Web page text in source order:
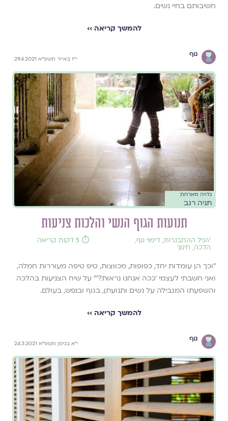
חשיבותם בחיי נשים.
להמשך קריאה ››
גוף
י"ז באייר תשפ"א 29.4.2021
גלויה מארחת
תניה רגב
תנועות הגוף הנשי והלכות צניעות
//גיל ההתבגרות, דימוי גוף,
הלכה, חינוך
⏱️ 5 דקות קריאה
"וכך הן עומדות יחד, כפופות, מכווצות, טיפ טיפה מעוררות חמלה,
ואני חשבתי לעצמי 'ככה אנחנו נראות?'" על שיח הצניעות בהלכה
והשפעתו המגבילה על נשים ותנועתן, בגוף ובנפש, בעולם.
להמשך קריאה ››
גוף
י"א בניסן תשפ"א 24.3.2021